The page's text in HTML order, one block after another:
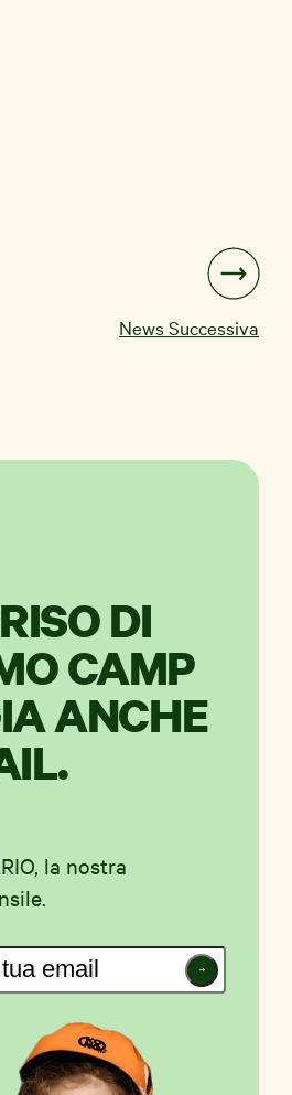
News Successiva
DI
CAMP
ANCHE
la nostra
Iscriviti